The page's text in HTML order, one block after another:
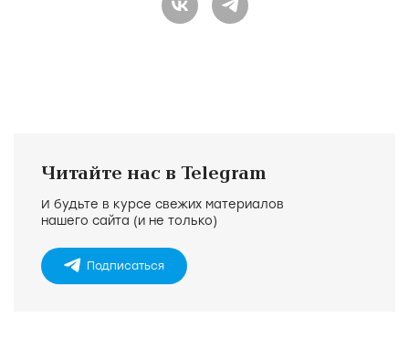
Читайте нас в Telegram
И будьте в курсе свежих материалов
нашего сайта (и не только)
Подписаться